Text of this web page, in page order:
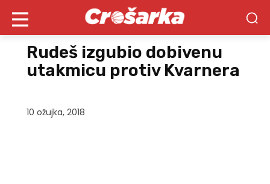
Rudeš izgubio dobivenu
utakmicu protiv Kvarnera
10 ožujka, 2018